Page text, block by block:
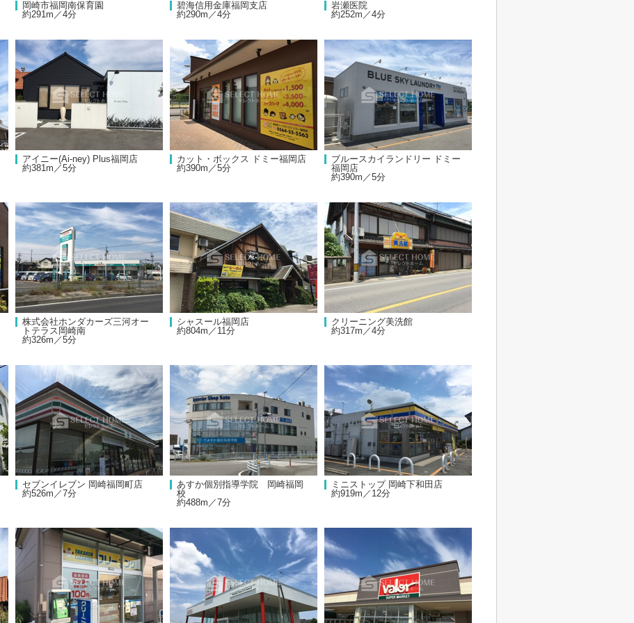
岡崎市福岡南保育園
約291m／4分
碧海信用金庫福岡支店
約290m／4分
岩瀬医院
約252m／4分
アイニー(Ai-ney) Plus福岡店
約381m／5分
カット・ボックス ドミー福岡店
約390m／5分
ブルースカイランドリー ドミー
福岡店
約390m／5分
株式会社ホンダカーズ三河オー
トテラス岡崎南
約326m／5分
シャスール福岡店
約804m／11分
クリーニング美洗館
約317m／4分
セブンイレブン 岡崎福岡町店
約526m／7分
あすか個別指導学院 岡崎福岡
校
約488m／7分
ミニストップ 岡崎下和田店
約919m／12分